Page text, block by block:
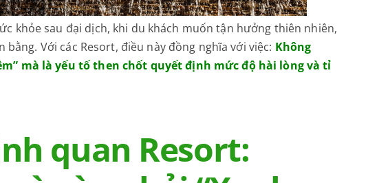
khỏe sau đại dịch, khi du khách muốn tận hưởng thiên nhiên,
Với các Resort, điều này đồng nghĩa với việc: Không
mà là yếu tố then chốt quyết định mức độ hài lòng và tỉ
quan Resort: